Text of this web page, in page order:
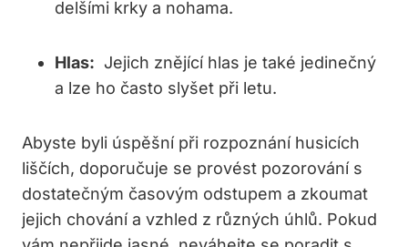
delšími‍ krky a⁣ nohama.
Hlas: ‍ Jejich znějící hlas⁣ je také jedinečný
a‌ lze ho často⁣ slyšet při letu.
Abyste byli‌ úspěšní při rozpoznání husicích
liščích, doporučuje se provést ‌pozorování s
dostatečným časovým odstupem a zkoumat⁣
jejich​ chování a vzhled z různých úhlů.⁢ Pokud